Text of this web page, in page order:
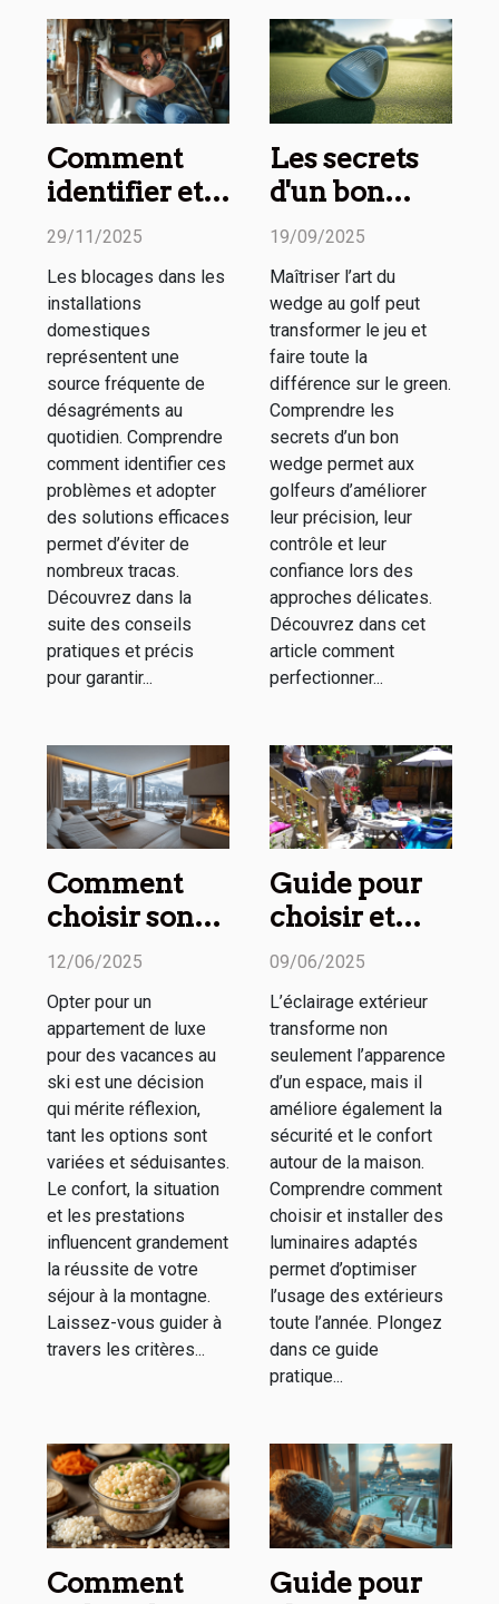
Comment
identifier et
résoudre les
vos
installations
domestiques
?
29/11/2025
Les blocages dans les
installations
domestiques
représentent une
source fréquente de
désagréments au
quotidien. Comprendre
comment identifier ces
problèmes et adopter
des solutions efficaces
permet d’éviter de
nombreux tracas.
Découvrez dans la
suite des conseils
pratiques et précis
pour garantir...
Les secrets
d'un bon
wedge
ligne
19/09/2025
Maîtriser l’art du
wedge au golf peut
transformer le jeu et
faire toute la
différence sur le green.
Comprendre les
secrets d’un bon
wedge permet aux
golfeurs d’améliorer
leur précision, leur
contrôle et leur
confiance lors des
approches délicates.
Découvrez dans cet
article comment
perfectionner...
Comment
choisir son
appartement
des vacances
au ski
12/06/2025
Opter pour un
appartement de luxe
pour des vacances au
ski est une décision
qui mérite réflexion,
tant les options sont
variées et séduisantes.
Le confort, la situation
et les prestations
influencent grandement
la réussite de votre
séjour à la montagne.
Laissez-vous guider à
travers les critères...
Guide pour
choisir et
installer un
extérieur
efficace
09/06/2025
L’éclairage extérieur
transforme non
seulement l’apparence
d’un espace, mais il
améliore également la
sécurité et le confort
autour de la maison.
Comprendre comment
choisir et installer des
luminaires adaptés
permet d’optimiser
l’usage des extérieurs
toute l’année. Plongez
dans ce guide
pratique...
Comment
Guide pour